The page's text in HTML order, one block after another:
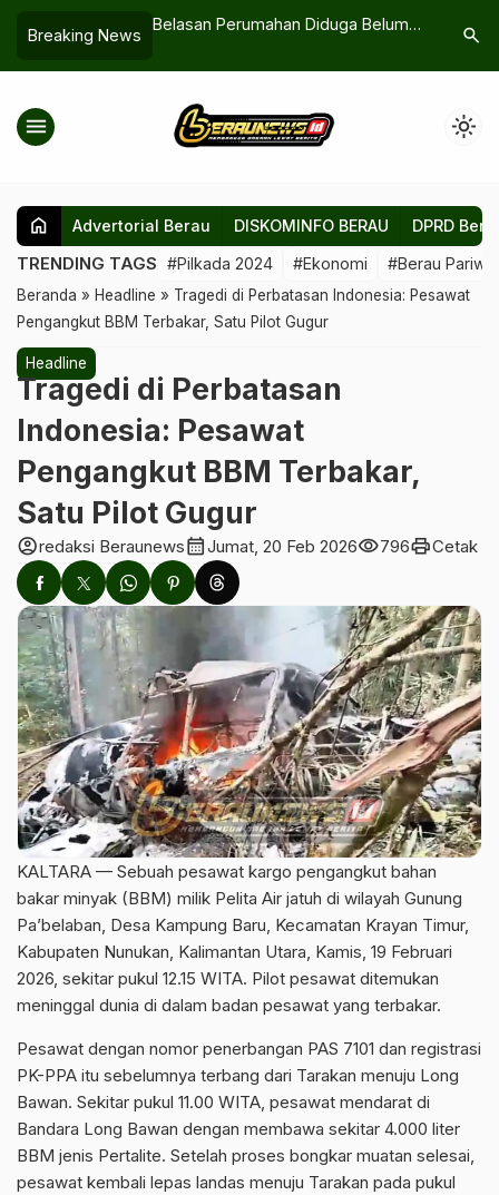
Breaking News
Rumah
Belasan Perumahan Diduga Belum
Pendampingan Kejaksaan
Ungkap
search
menu light_mode
home Advertorial Berau DISKOMINFO BERAU DPRD
TRENDING TAGS #Pilkada 2024 #Ekonomi #Berau
Beranda » Headline » Tragedi di Perbatasan Indonesia: Pesawat
Pengangkut BBM Terbakar, Satu Pilot Gugur
Headline
Tragedi di Perbatasan
Indonesia: Pesawat
Pengangkut BBM Terbakar,
Satu Pilot Gugur
account_circleredaksi Beraunewscalendar_monthJumat, 20 Feb 2026visibility796printCetak
KALTARA — Sebuah pesawat kargo pengangkut bahan
bakar minyak (BBM) milik Pelita Air jatuh di wilayah Gunung
Pa’belaban, Desa Kampung Baru, Kecamatan Krayan Timur,
Kabupaten Nunukan, Kalimantan Utara, Kamis, 19 Februari
2026, sekitar pukul 12.15 WITA. Pilot pesawat ditemukan
meninggal dunia di dalam badan pesawat yang terbakar.
Pesawat dengan nomor penerbangan PAS 7101 dan registrasi
PK-PPA itu sebelumnya terbang dari Tarakan menuju Long
Bawan. Sekitar pukul 11.00 WITA, pesawat mendarat di
Bandara Long Bawan dengan membawa sekitar 4.000 liter
BBM jenis Pertalite. Setelah proses bongkar muatan selesai,
pesawat kembali lepas landas menuju Tarakan pada pukul